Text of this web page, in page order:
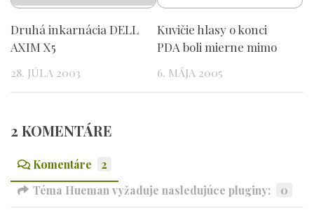
Druhá inkarnácia DELL
AXIM X5
28. JÚLA 2003
Kuvičie hlasy o konci
PDA boli mierne mimo
6. MÁJA 2005
2 KOMENTÁRE
Komentáre
2
Téma Hueman vyžaduje nasledujúce pluginy:
0